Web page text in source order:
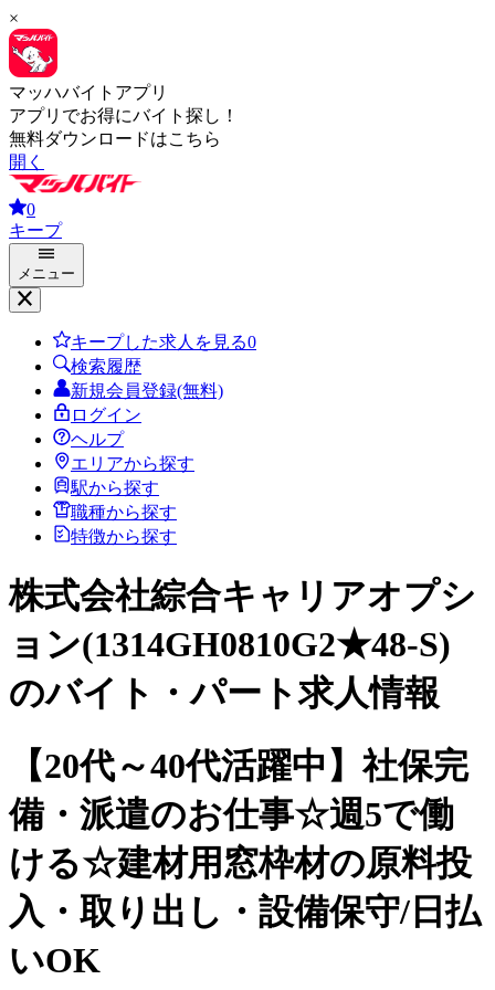
×
マッハバイトアプリ
アプリでお得にバイト探し！
無料ダウンロードはこちら
開く
0
キープ
メニュー
キープした求人を見る0
検索履歴
新規会員登録(無料)
ログイン
ヘルプ
エリアから探す
駅から探す
職種から探す
特徴から探す
株式会社綜合キャリアオプシ
ョン(1314GH0810G2★48-S)
のバイト・パート求人情報
【20代～40代活躍中】社保完
備・派遣のお仕事☆週5で働
ける☆建材用窓枠材の原料投
入・取り出し・設備保守/日払
いOK